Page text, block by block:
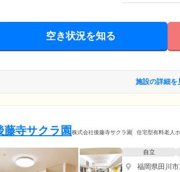
空き状況を知る
施設の詳細を
藤寺サクラ園 株式会社後藤寺サクラ園 住宅型有料老人
自立
福岡県田川